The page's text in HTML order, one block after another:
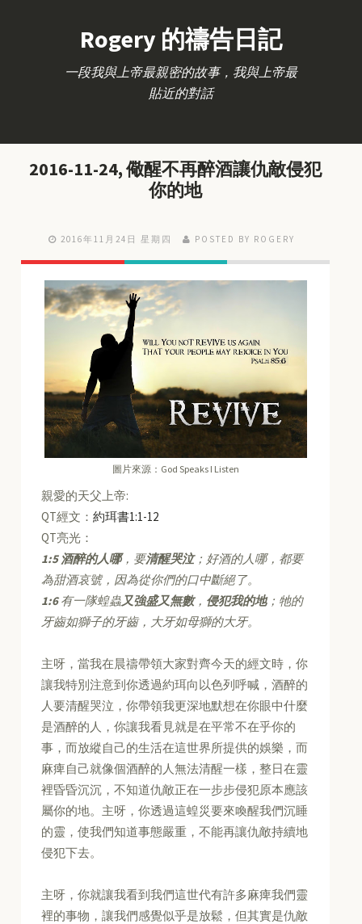
Rogery 的禱告日記
一段我與上帝最親密的故事，我與上帝最
貼近的對話
2016-11-24, 儆醒不再醉酒讓仇敵侵犯
你的地
2016年11月24日 星期四 POSTED BY ROGERY
圖片來源：God Speaks I Listen
親愛的天父上帝:
QT經文：約珥書1:1-12
QT亮光：
1:5 酒醉的人哪，要清醒哭泣；好酒的人哪，都要
為甜酒哀號，因為從你們的口中斷絕了。
1:6有一隊蝗蟲又強盛又無數， 侵犯我的地；牠的
牙齒如獅子的牙齒，大牙如母獅的大牙。
主呀，當我在晨禱帶領大家對齊今天的經文時，你
讓我特別注意到你透過約珥向以色列呼喊，酒醉的
人要清醒哭泣，你帶領我更深地默想在你眼中什麼
是酒醉的人，你讓我看見就是在平常不在乎你的
事，而放縱自己的生活在這世界所提供的娛樂，而
麻痺自己就像個酒醉的人無法清醒一樣，整日在靈
裡昏昏沉沉，不知道仇敵正在一步步侵犯原本應該
屬你的地。主呀，你透過這蝗災要來喚醒我們沉睡
的靈，使我們知道事態嚴重，不能再讓仇敵持續地
侵犯下去。
主呀，你就讓我看到我們這世代有許多麻痺我們靈
裡的事物，讓我們感覺似乎是放鬆，但其實是仇敵